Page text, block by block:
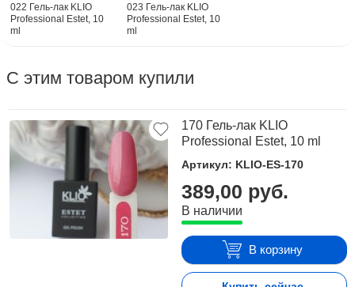
022 Гель-лак KLIO
Professional Estet, 10
ml
023 Гель-лак KLIO
Professional Estet, 10
ml
С этим товаром купили
170 Гель-лак KLIO
Professional Estet, 10 ml
Артикул: KLIO-ES-170
389,00 руб.
В наличии
В корзину